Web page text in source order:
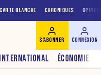
CARTE BLANCHE CHRONIQUES
INTERNATIONAL ÉCONOMIE
S'ABONNER CONNEXION